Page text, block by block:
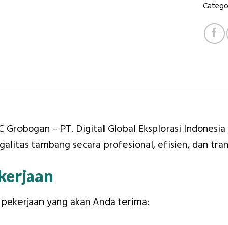
Grobogan – PT. Digital Global Eksplorasi
tambang secara profesional, efisien, dan
yang akan Anda terima: